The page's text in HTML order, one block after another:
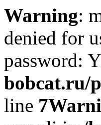
Warning:
denied for
password:
bobcat.ru/
line 7